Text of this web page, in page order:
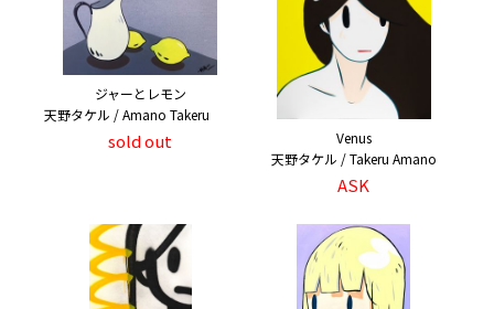
ジャーとレモン
天野タケル / Amano Takeru
sold out
Venus
天野タケル / Takeru Amano
ASK